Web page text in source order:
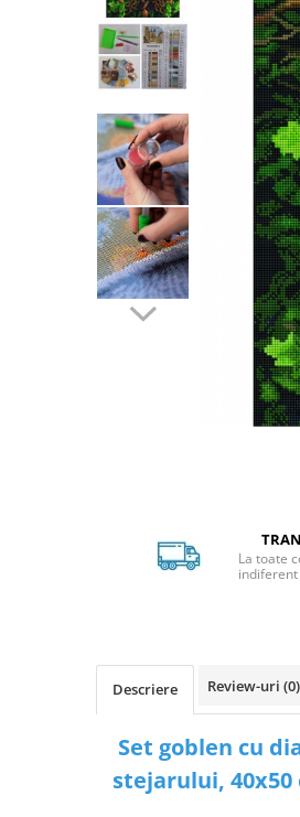
La toate
Descriere Review-uri (0)
Set goblen cu
stejarului, 40x50